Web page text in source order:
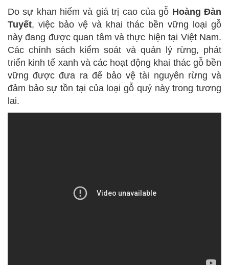
Do sự khan hiếm và giá trị cao của gỗ Hoàng Đàn
Tuyết, việc bảo vệ và khai thác bền vững loại gỗ
này đang được quan tâm và thực hiện tại Việt Nam.
Các chính sách kiểm soát và quản lý rừng, phát
triển kinh tế xanh và các hoạt động khai thác gỗ bền
vững được đưa ra để bảo vệ tài nguyên rừng và
đảm bảo sự tồn tại của loại gỗ quý này trong tương
lai.